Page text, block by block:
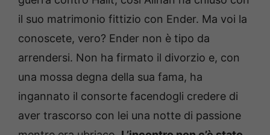
il suo matrimonio fittizio con Ender. Ma voi la
conoscete, vero? Ender non è tipo da
arrendersi. Non ha firmato il divorzio e, con
una mossa degna della sua fama, ha
ingannato il consorte facendogli credere di
aver trascorso con lei una notte di passione